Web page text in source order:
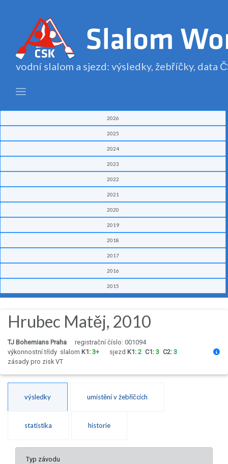
vodní slalom a sjezd: výsledky, žebříčky, data
2026
2025
2024
2023
2022
2021
2020
2019
2018
2017
2016
2015
Hrubec Matěj, 2010
TJ Bohemians Praha
registrační číslo: 001094
výkonnostní třídy slalom K1: 3+ sjezd K1: 2 C1: 3 C2: 3
zásady pro zisk VT
výsledky umístění v žebříčcích
statistika historie
Typ závodu